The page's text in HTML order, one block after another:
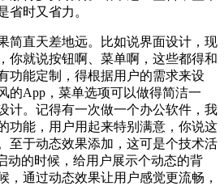
省时又省力。
简直天差地远。比如说界面设计，现
你就说按钮啊、菜单啊，这些都得和
功能定制，得根据用户的需求来设
的App，菜单选项可以做得简洁一
计。记得有一次做一个办公软件，我
功能，用户用起来特别满意，你说这
至于动态效果添加，这可是个技术活
动的时候，给用户展示个动态的背
，通过动态效果让用户感觉更流畅，